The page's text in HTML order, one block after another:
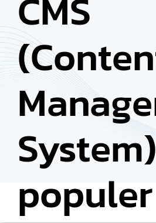
System)
populer